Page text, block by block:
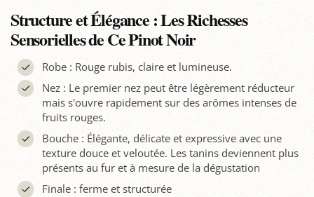
Structure et Élégance : Les Richesses
Sensorielles de Ce Pinot Noir
Robe : Rouge rubis, claire et lumineuse.
Nez : Le premier nez peut être légèrement réducteur
mais s'ouvre rapidement sur des arômes intenses de
fruits rouges.
Bouche : Élégante, délicate et expressive avec une
texture douce et veloutée. Les tanins deviennent plus
présents au fur et à mesure de la dégustation
Finale : ferme et structurée